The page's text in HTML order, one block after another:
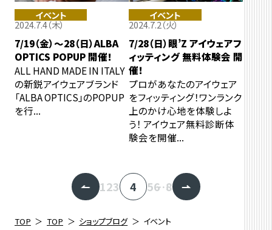
イベント
2024.7.4（木）
7/19（金）～28（日）ALBA
OPTICS POPUP 開催！
ALL HAND MADE IN ITALY
の新鋭アイウェアブランド
「ALBA OPTICS」のPOPUP
を行...
イベント
2024.7.2（火）
7/28（日）眼’Z アイウェアフ
ィッティング 無料体験会 開
催！
プロがあなたのアイウェア
をフィッティング！ワンランク
上のかけ心地を体験しよ
う！ アイウェア無料診断体
験会を開催...
123 4 56…8
TOP TOP ショップブログ イベント